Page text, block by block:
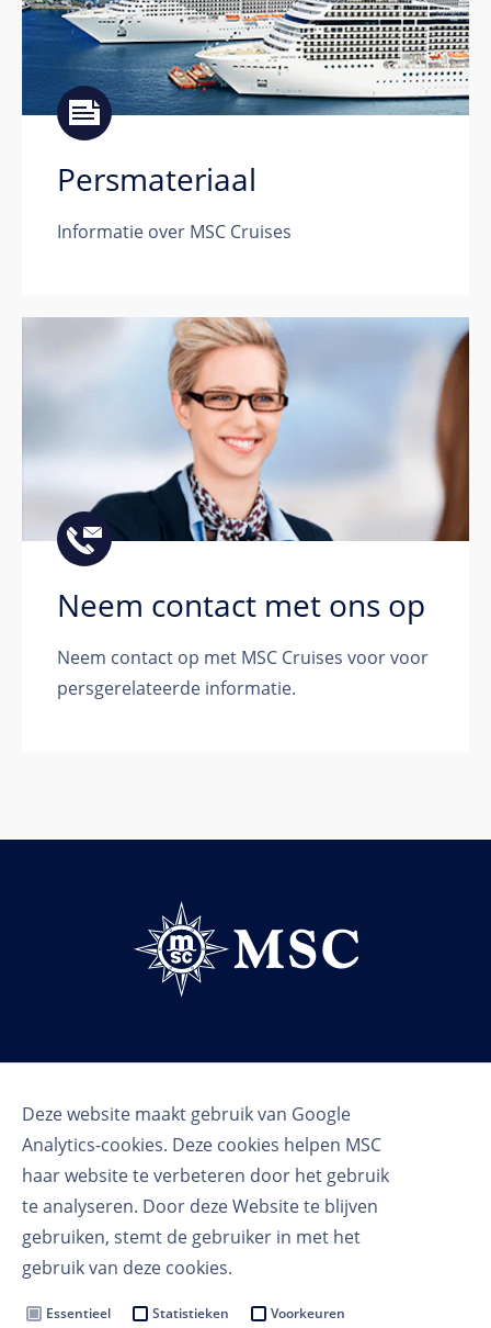
Deze website maakt gebruik van Google
Analytics-cookies. Deze cookies helpen MSC
haar website te verbeteren door het gebruik
te analyseren. Door deze Website te blijven
gebruiken, stemt de gebruiker in met het
gebruik van deze cookies.
Essentieel Statistieken Voorkeuren
Persmateriaal
Informatie over MSC Cruises
Neem contact met ons op
Neem contact op met MSC Cruises voor voor
persgerelateerde informatie.
Privacy voorwaarden